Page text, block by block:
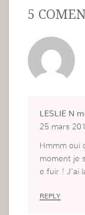
5
LESLIE N
25 mars
Hmmm oui
moment je
e fuir ! J’ai
REPLY